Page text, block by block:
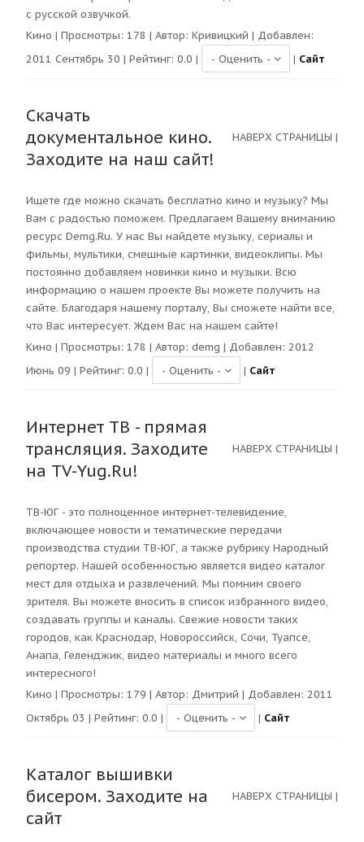
с русской озвучкой.
Кино | Просмотры: 178 | Автор: Кривицкий | Добавлен:
2011 Сентябрь 30 | Рейтинг: 0.0 | | Сайт
Скачать
документальное кино.
Заходите на наш сайт!
НАВЕРХ СТРАНИЦЫ |
Ищете где можно скачать бесплатно кино и музыку? Мы
Вам с радостью поможем. Предлагаем Вашему вниманию
ресурс Demg.Ru. У нас Вы найдете музыку, сериалы и
фильмы, мультики, смешные картинки, видеоклипы. Мы
постоянно добавляем новинки кино и музыки. Всю
информацию о нашем проекте Вы можете получить на
сайте. Благодаря нашему порталу, Вы сможете найти все,
что Вас интересует. Ждем Вас на нашем сайте!
Кино | Просмотры: 178 | Автор: demg | Добавлен: 2012
Июнь 09 | Рейтинг: 0.0 | | Сайт
Интернет ТВ - прямая
трансляция. Заходите
на TV-Yug.Ru!
НАВЕРХ СТРАНИЦЫ |
ТВ-ЮГ - это полноценное интернет-телевидение,
включающее новости и тематические передачи
производства студии ТВ-ЮГ, а также рубрику Народный
репортер. Нашей особенностью является видео каталог
мест для отдыха и развлечений. Мы помним своего
зрителя. Вы можете вносить в список избранного видео,
создавать группы и каналы. Свежие новости таких
городов, как Краснодар, Новороссийск, Сочи, Туапсе,
Анапа, Геленджик, видео материалы и много всего
интересного!
Кино | Просмотры: 179 | Автор: Дмитрий | Добавлен: 2011
Октябрь 03 | Рейтинг: 0.0 | | Сайт
Каталог вышивки
бисером. Заходите на
сайт
НАВЕРХ СТРАНИЦЫ |